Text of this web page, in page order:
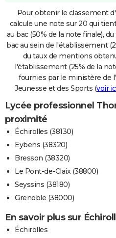
Pour obtenir le classement
calcule une note sur 20 qui
au bac (50% de la note finale),
bac au sein de l'établissement
du taux de mentions
l'établissement (25% de la
fournies par le ministère de
Jeunesse et des Sports (voir
Lycée professionnel
proximité
Échirolles (38130)
Eybens (38320)
Bresson (38320)
Le Pont-de-Claix (38800)
Seyssins (38180)
Grenoble (38000)
En savoir plus sur
Échirolles